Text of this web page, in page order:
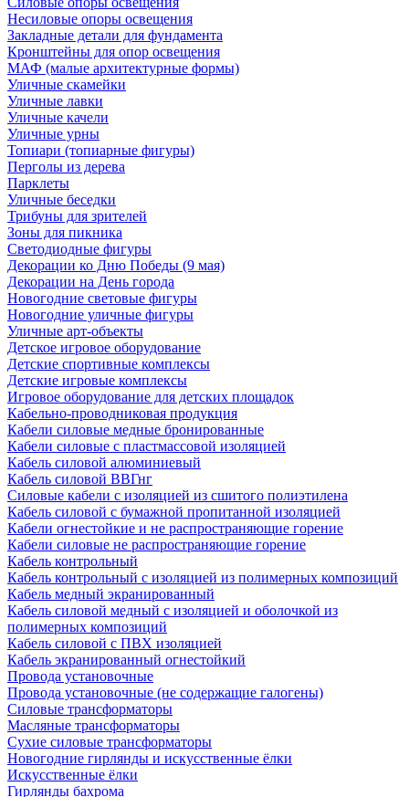
Несиловые опоры освещения
Закладные детали для фундамента
Кронштейны для опор освещения
МАФ (малые архитектурные формы)
Уличные скамейки
Уличные лавки
Уличные качели
Уличные урны
Топиари (топиарные фигуры)
Перголы из дерева
Парклеты
Уличные беседки
Трибуны для зрителей
Зоны для пикника
Светодиодные фигуры
Декорации ко Дню Победы (9 мая)
Декорации на День города
Новогодние световые фигуры
Новогодние уличные фигуры
Уличные арт-объекты
Детское игровое оборудование
Детские спортивные комплексы
Детские игровые комплексы
Игровое оборудование для детских площадок
Кабельно-проводниковая продукция
Кабели силовые медные бронированные
Кабели силовые с пластмассовой изоляцией
Кабель силовой алюминиевый
Кабель силовой ВВГнг
Силовые кабели с изоляцией из сшитого полиэтилена
Кабель силовой с бумажной пропитанной изоляцией
Кабели огнестойкие и не распространяющие горение
Кабели силовые не распространяющие горение
Кабель контрольный
Кабель контрольный с изоляцией из полимерных композиций
Кабель медный экранированный
Кабель силовой медный с изоляцией и оболочкой из
полимерных композиций
Кабель силовой с ПВХ изоляцией
Кабель экранированный огнестойкий
Провода установочные
Провода установочные (не содержащие галогены)
Силовые трансформаторы
Масляные трансформаторы
Сухие силовые трансформаторы
Новогодние гирлянды и искусственные ёлки
Искусственные ёлки
Гирлянды бахрома